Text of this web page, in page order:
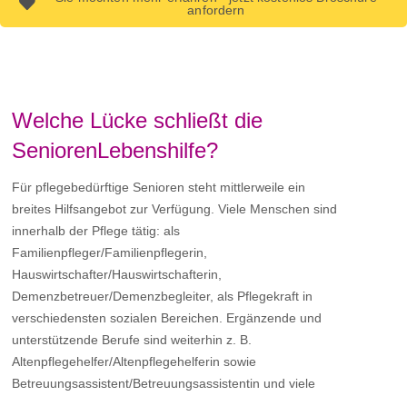
anfordern
Welche Lücke schließt die
SeniorenLebenshilfe?
Für pflegebedürftige Senioren steht mittlerweile ein
breites Hilfsangebot zur Verfügung. Viele Menschen sind
innerhalb der Pflege tätig: als
Familienpfleger/Familienpflegerin,
Hauswirtschafter/Hauswirtschafterin,
Demenzbetreuer/Demenzbegleiter, als Pflegekraft in
verschiedensten sozialen Bereichen. Ergänzende und
unterstützende Berufe sind weiterhin z. B.
Altenpflegehelfer/Altenpflegehelferin sowie
Betreuungsassistent/Betreuungsassistentin und viele